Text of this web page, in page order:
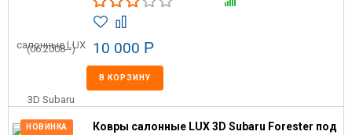
10 000 Р
В КОРЗИНУ
НОВИНКА
Ковры салонные LUX 3D Subaru Forester под